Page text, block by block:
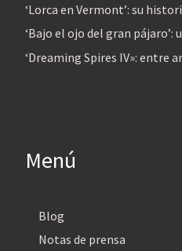
‘Lorca en Vermont’: su
‘Bajo el ojo del gran
‘Dreaming Spires IV»: entre
Menú
Blog
Notas de prensa